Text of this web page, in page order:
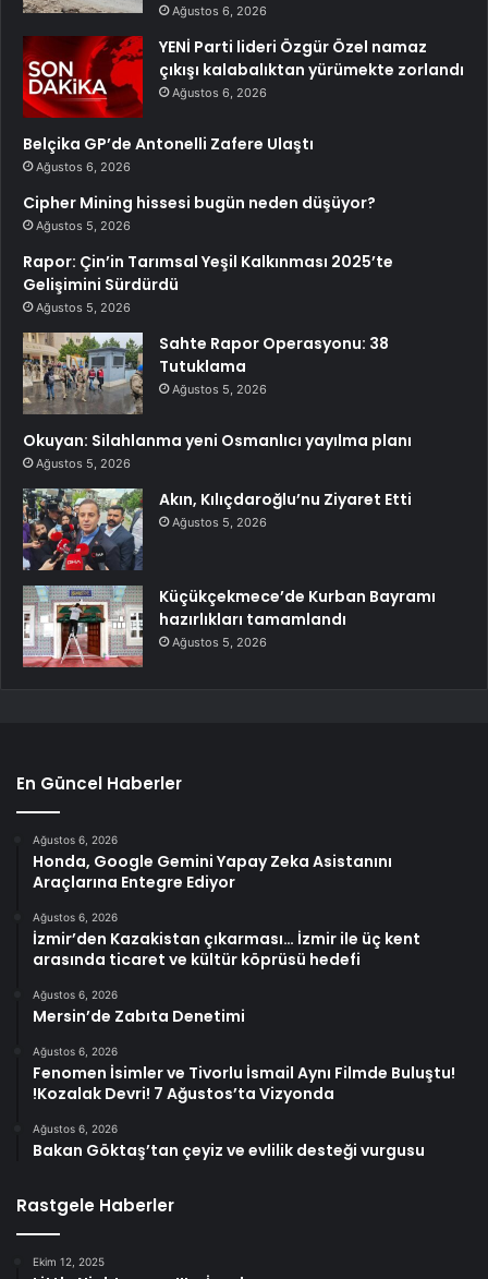
Ağustos 6, 2026
YENİ Parti lideri Özgür Özel namaz
çıkışı kalabalıktan yürümekte zorlandı
Ağustos 6, 2026
Belçika GP’de Antonelli Zafere Ulaştı
Ağustos 6, 2026
Cipher Mining hissesi bugün neden düşüyor?
Ağustos 5, 2026
Rapor: Çin’in Tarımsal Yeşil Kalkınması 2025’te
Gelişimini Sürdürdü
Ağustos 5, 2026
Sahte Rapor Operasyonu: 38
Tutuklama
Ağustos 5, 2026
Okuyan: Silahlanma yeni Osmanlıcı yayılma planı
Ağustos 5, 2026
Akın, Kılıçdaroğlu’nu Ziyaret Etti
Ağustos 5, 2026
Küçükçekmece’de Kurban Bayramı
hazırlıkları tamamlandı
Ağustos 5, 2026
En Güncel Haberler
Ağustos 6, 2026
Honda, Google Gemini Yapay Zeka Asistanını
Araçlarına Entegre Ediyor
Ağustos 6, 2026
İzmir’den Kazakistan çıkarması… İzmir ile üç kent
arasında ticaret ve kültür köprüsü hedefi
Ağustos 6, 2026
Mersin’de Zabıta Denetimi
Ağustos 6, 2026
Fenomen İsimler ve Tivorlu İsmail Aynı Filmde Buluştu!
!Kozalak Devri! 7 Ağustos’ta Vizyonda
Ağustos 6, 2026
Bakan Göktaş’tan çeyiz ve evlilik desteği vurgusu
Rastgele Haberler
Ekim 12, 2025